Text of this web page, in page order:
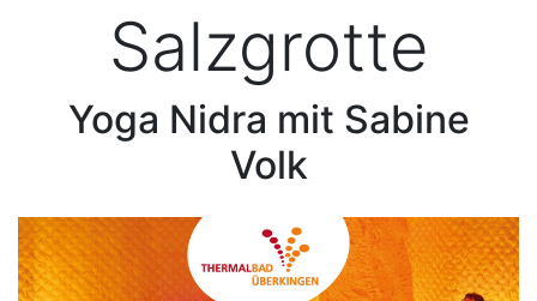
Salzgrotte
Yoga Nidra mit Sabine
Volk